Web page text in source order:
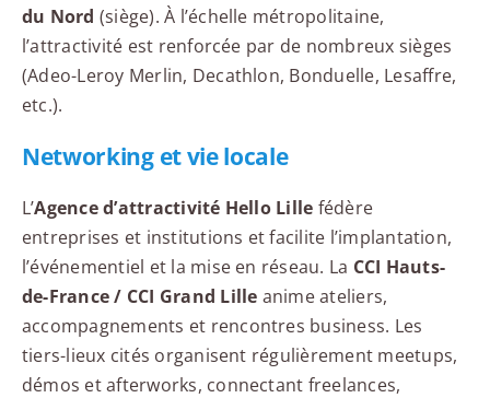
du Nord (siège). À l’échelle métropolitaine,
l’attractivité est renforcée par de nombreux sièges
(Adeo-Leroy Merlin, Decathlon, Bonduelle, Lesaffre,
etc.).
Networking et vie locale
L’Agence d’attractivité Hello Lille fédère
entreprises et institutions et facilite l’implantation,
l’événementiel et la mise en réseau. La CCI Hauts-
de-France / CCI Grand Lille anime ateliers,
accompagnements et rencontres business. Les
tiers-lieux cités organisent régulièrement meetups,
démos et afterworks, connectant freelances,